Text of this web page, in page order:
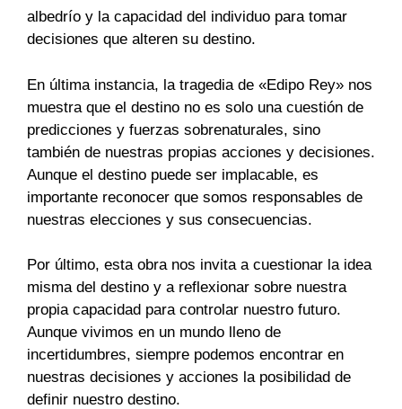
albedrío y la capacidad del individuo para tomar
decisiones que alteren su destino.
En última instancia, la tragedia de «Edipo Rey» nos
muestra que el destino no es solo una cuestión de
predicciones y fuerzas sobrenaturales, sino
también de nuestras propias acciones y decisiones.
Aunque el destino puede ser implacable, es
importante reconocer que somos responsables de
nuestras elecciones y sus consecuencias.
Por último, esta obra nos invita a cuestionar la idea
misma del destino y a reflexionar sobre nuestra
propia capacidad para controlar nuestro futuro.
Aunque vivimos en un mundo lleno de
incertidumbres, siempre podemos encontrar en
nuestras decisiones y acciones la posibilidad de
definir nuestro destino.